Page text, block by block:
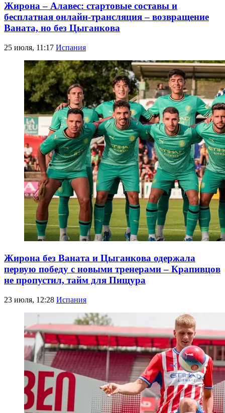
Жирона – Алавес: стартовые составы и
бесплатная онлайн-трансляция – возвращение
Ваната, но без Цыганкова
25 июля, 11:17 Испания
Жирона без Ваната и Цыганкова одержала
первую победу с новыми тренерами – Крапивцов
не пропустил, тайм для Пищура
23 июля, 12:28 Испания